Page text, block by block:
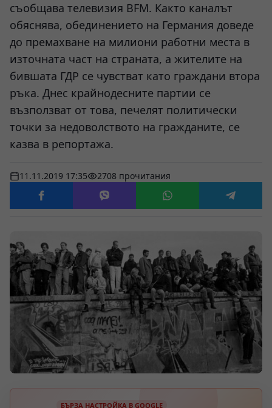
съобщава телевизия BFM. Както каналът
обяснява, обединението на Германия доведе
до премахване на милиони работни места в
източната част на страната, а жителите на
бившата ГДР се чувстват като граждани втора
ръка. Днес крайнодесните партии се
възползват от това, печелят политически
точки за недоволството на гражданите, се
казва в репортажа.
11.11.2019 17:35 2708 прочитания
БЪРЗА НАСТРОЙКА В GOOGLE